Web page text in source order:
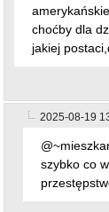
choćby dla
jakiej
2025-08-19
szybko co